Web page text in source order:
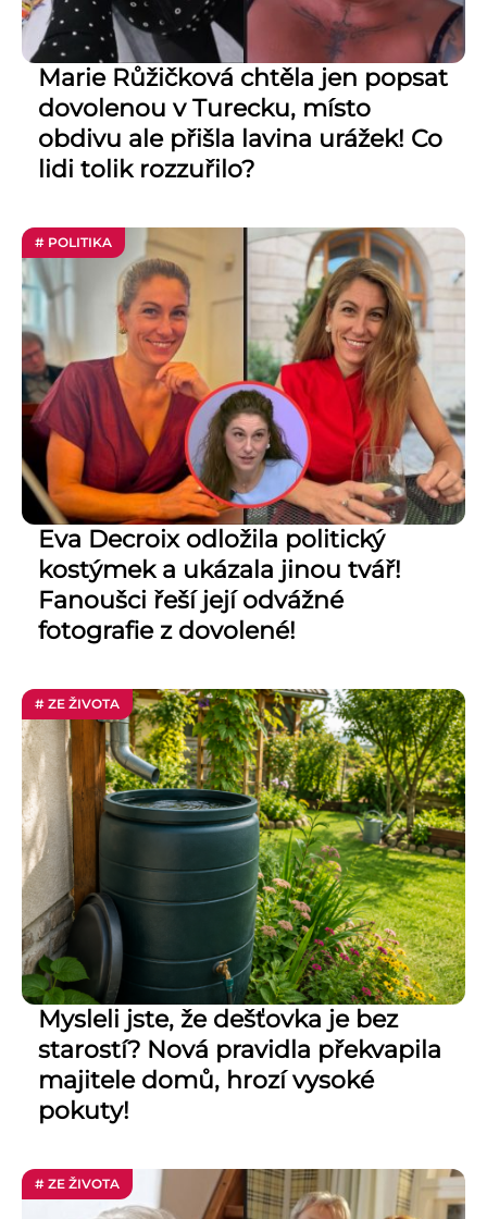
Marie Růžičková chtěla jen popsat
dovolenou v Turecku, místo
obdivu ale přišla lavina urážek! Co
lidi tolik rozzuřilo?
# POLITIKA
Eva Decroix odložila politický
kostýmek a ukázala jinou tvář!
Fanoušci řeší její odvážné
fotografie z dovolené!
# ZE ŽIVOTA
Mysleli jste, že dešťovka je bez
starostí? Nová pravidla překvapila
majitele domů, hrozí vysoké
pokuty!
# ZE ŽIVOTA